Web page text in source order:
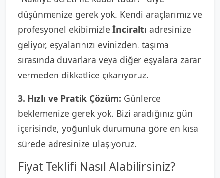
düşünmenize gerek yok. Kendi araçlarımız ve
profesyonel ekibimizle İnciraltı adresinize
geliyor, eşyalarınızı evinizden, taşıma
sırasında duvarlara veya diğer eşyalara zarar
vermeden dikkatlice çıkarıyoruz.
3. Hızlı ve Pratik Çözüm: Günlerce
beklemenize gerek yok. Bizi aradığınız gün
içerisinde, yoğunluk durumuna göre en kısa
sürede adresinize ulaşıyoruz.
Fiyat Teklifi Nasıl Alabilirsiniz?